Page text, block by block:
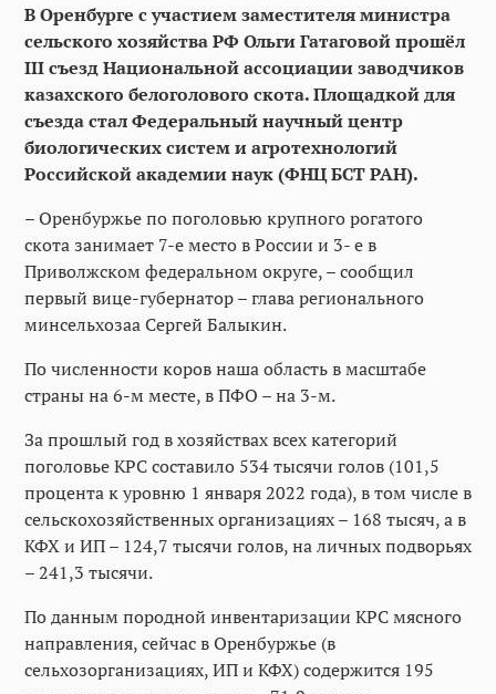
В Оренбурге с участием заместителя министра
сельского хозяйства РФ Ольги Гатаговой прошёл
III съезд Национальной ассоциации заводчиков
казахского белоголового скота. Площадкой для
съезда стал Федеральный научный центр
биологических систем и агротехнологий
Российской академии наук (ФНЦ БСТ РАН).
– Оренбуржье по поголовью крупного рогатого
скота занимает 7-е место в России и 3- е в
Приволжском федеральном округе, – сообщил
первый вице-губернатор – глава регионального
минсельхозаа Сергей Балыкин.
По численности коров наша область в масштабе
страны на 6-м месте, в ПФО – на 3-м.
За прошлый год в хозяйствах всех категорий
поголовье КРС составило 534 тысячи голов (101,5
процента к уровню 1 января 2022 года), в том числе в
сельскохозяйственных организациях – 168 тысяч, а в
КФХ и ИП – 124,7 тысячи голов, на личных подворьях
– 241,3 тысячи.
По данным породной инвентаризации КРС мясного
направления, сейчас в Оренбуржье (в
сельхозорганизациях, ИП и КФХ) содержится 195